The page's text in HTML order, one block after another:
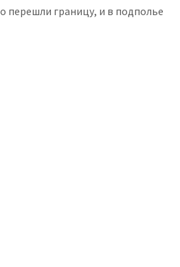
перешли границу, и в подполье